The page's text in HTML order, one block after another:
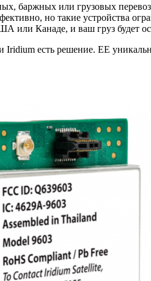
баржных или грузовых
но такие устройства
или Канаде, и ваш груз будет
Iridium есть решение. ЕЕ